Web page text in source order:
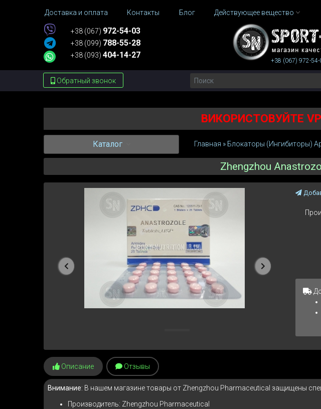
Доставка и оплата Контакты Блог Действующее вещество
+38 (067) 972-54-03
+38 (099) 788-55-28
+38 (093) 404-14-27
+38 (067) 972-54-
Обратный звонок
ВИКОРИСТОВУЙТЕ
Каталог Главная » Блокаторы (Ингибиторы)
Zhengzhou
Предыдущая Следующая
Описание Отзывы
Внимание: В нашем магазине товары от Zhengzhou Pharmaceutical защищены
Производитель: Zhengzhou Pharmaceutical